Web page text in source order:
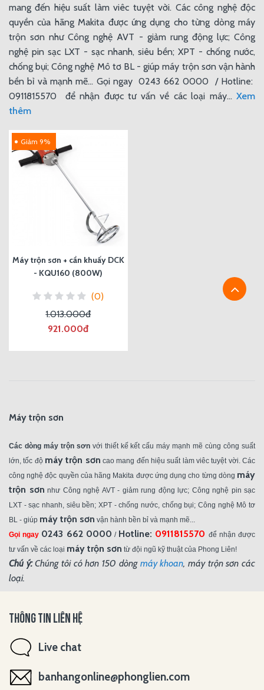
mang đến hiệu suất làm viêc tuyệt vời. Các công nghệ độc
quyền của hãng Makita được ứng dụng cho từng dòng máy
trộn sơn như Công nghệ AVT - giảm rung động lực; Công
nghệ pin sạc LXT - sạc nhanh, siêu bền; XPT - chống nước,
chống bụi; Công nghệ Mô tơ BL - giúp máy trộn sơn vận hành
bền bỉ và mạnh mẽ... Gọi ngay 0243 662 0000 / Hotline:
0911815570 để nhận được tư vấn về các loại máy... Xem
thêm
Giảm 9%
Máy trộn sơn + cần khuấy DCK
- KQU160 (800W)
(0)
1.013.000đ
921.000đ
Máy trộn sơn
Các dòng máy trộn sơn với thiết kế kết cấu máy mạnh mẽ cùng công suất
lớn, tốc độ máy trộn sơn cao mang đến hiệu suất làm viêc tuyệt vời. Các
công nghệ độc quyền của hãng Makita được ứng dụng cho từng dòng máy
trộn sơn như Công nghệ AVT - giảm rung động lực; Công nghệ pin sạc
LXT - sạc nhanh, siêu bền; XPT - chống nước, chống bụi; Công nghệ Mô tơ
BL - giúp máy trộn sơn vận hành bền bỉ và mạnh mẽ...
Gọi ngay 0243 662 0000 / Hotline: 0911815570 để nhận được
tư vấn về các loại máy trộn sơn từ đội ngũ kỹ thuật của Phong Liên!
Chú ý:Chúng tôi có hơn 150 dòng máy khoan, máy trộn sơn các
loại.
THÔNG TIN LIÊN HỆ
Live chat
banhangonline@phonglien.com